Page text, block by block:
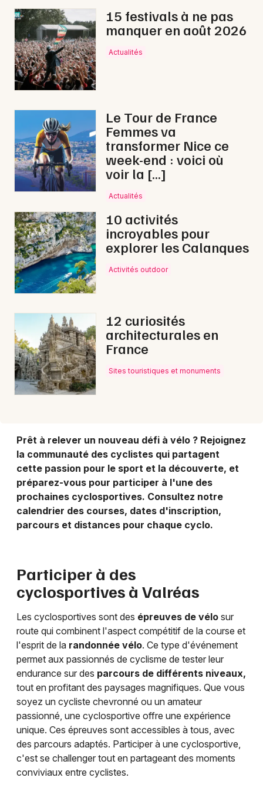
d'Azur
Newsletter des sorties
Artistes en tournée
Actus à Valréas
Magazine à Valréas
Choisir mes départements
Mon email
15 festivals à ne pas
manquer en août 2026
Actualités
Le Tour de France
Femmes va
transformer Nice ce
week-end : voici où
voir la […]
Actualités
10 activités
incroyables pour
explorer les Calanques
Activités outdoor
12 curiosités
architecturales en
France
Sites touristiques et monuments
Prêt à relever un nouveau défi à vélo ? Rejoignez
la communauté des cyclistes qui partagent
cette passion pour le sport et la découverte, et
préparez-vous pour participer à l'une des
prochaines cyclosportives. Consultez notre
calendrier des courses, dates d'inscription,
parcours et distances pour chaque cyclo.
Participer à des
cyclosportives à Valréas
Les cyclosportives sont des épreuves de vélo sur
route qui combinent l'aspect compétitif de la course et
l'esprit de la randonnée vélo. Ce type d'événement
permet aux passionnés de cyclisme de tester leur
endurance sur des parcours de différents niveaux,
tout en profitant des paysages magnifiques. Que vous
soyez un cycliste chevronné ou un amateur
passionné, une cyclosportive offre une expérience
unique. Ces épreuves sont accessibles à tous, avec
des parcours adaptés. Participer à une cyclosportive,
c'est se challenger tout en partageant des moments
conviviaux entre cyclistes.